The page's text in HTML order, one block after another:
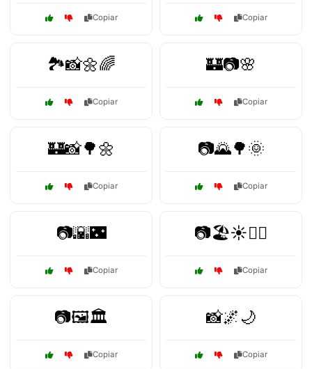
Copiar Copiar
🏞️📸🌼🌈
Copiar
🏰📷🌸
Copiar
🏰📸🌳🌼
Copiar
📷🌄🌳🌞
Copiar
📷🌇🌃
Copiar
📷🏖️☀️🏄‍♂️
Copiar
📷🖼️🏛️
Copiar
📸🌌🌙
Copiar